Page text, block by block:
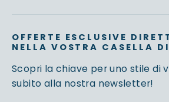
OFFERTE ESCLUSIVE
NELLA VOSTRA CASELLA
Scopri la chiave per uno stile di
subito alla nostra newsletter!